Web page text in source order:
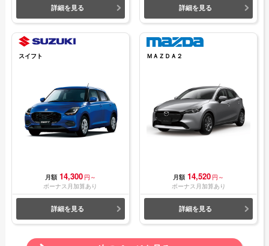
詳細を見る 詳細を見る
スイフト
月額 14,300 円～
ボーナス月加算あり
詳細を見る
ＭＡＺＤＡ２
月額 14,520 円～
ボーナス月加算あり
詳細を見る